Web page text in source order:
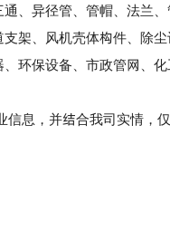
异径管、管帽、法兰、
、风机壳体构件、除尘
保设备、市政管网、
息，并结合我司实情，